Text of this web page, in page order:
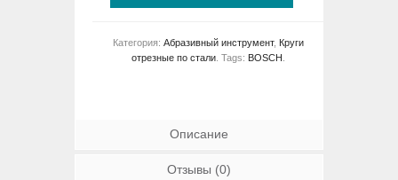
Категория: Абразивный инструмент, Круги
отрезные по стали. Tags: BOSCH
Описание
Отзывы (0)